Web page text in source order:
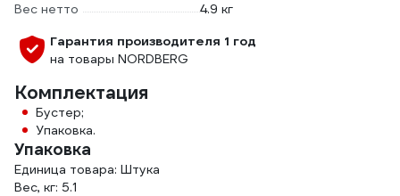
Вес нетто
4.9 кг
Гарантия производителя 1 год
на товары NORDBERG
Комплектация
Бустер;
Упаковка.
Упаковка
Единица товара: Штука
Вес, кг: 5.1